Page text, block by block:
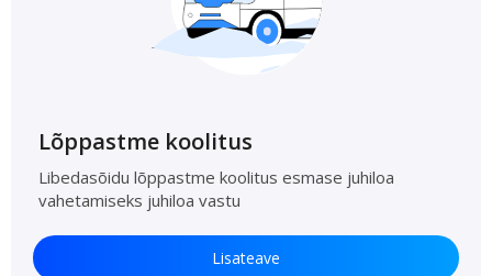
Lõppastme koolitus
Libedasõidu lõppastme koolitus esmase juhiloa
vahetamiseks juhiloa vastu
Lisateave